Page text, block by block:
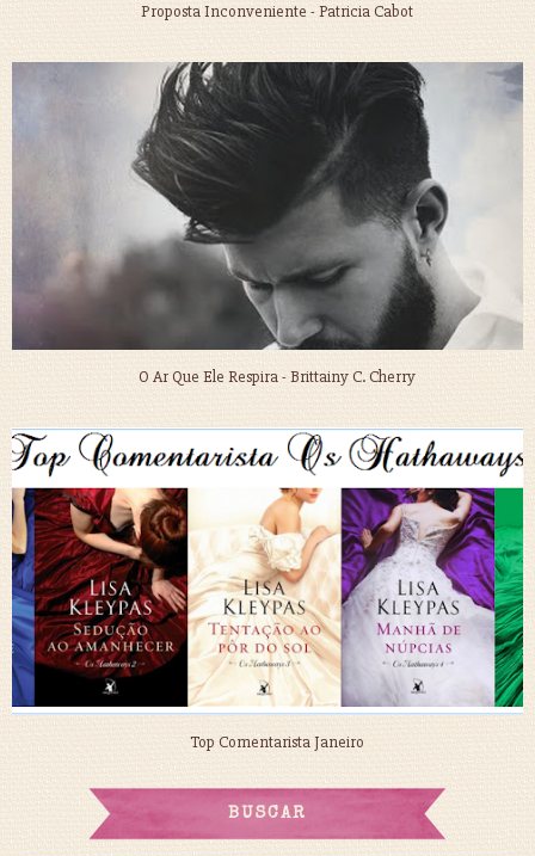
Proposta Inconveniente - Patricia Cabot
O Ar Que Ele Respira - Brittainy C. Cherry
Top Comentarista Janeiro
BUSCAR